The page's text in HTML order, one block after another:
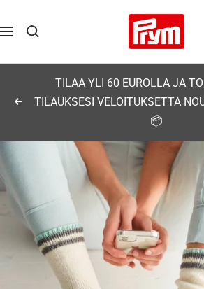
sisältöön
Navigaatio
Prym
Edellinen
TILAA YLI 60 EUROLLA JA
TILAUKSESI VELOITUKSETTA
📦